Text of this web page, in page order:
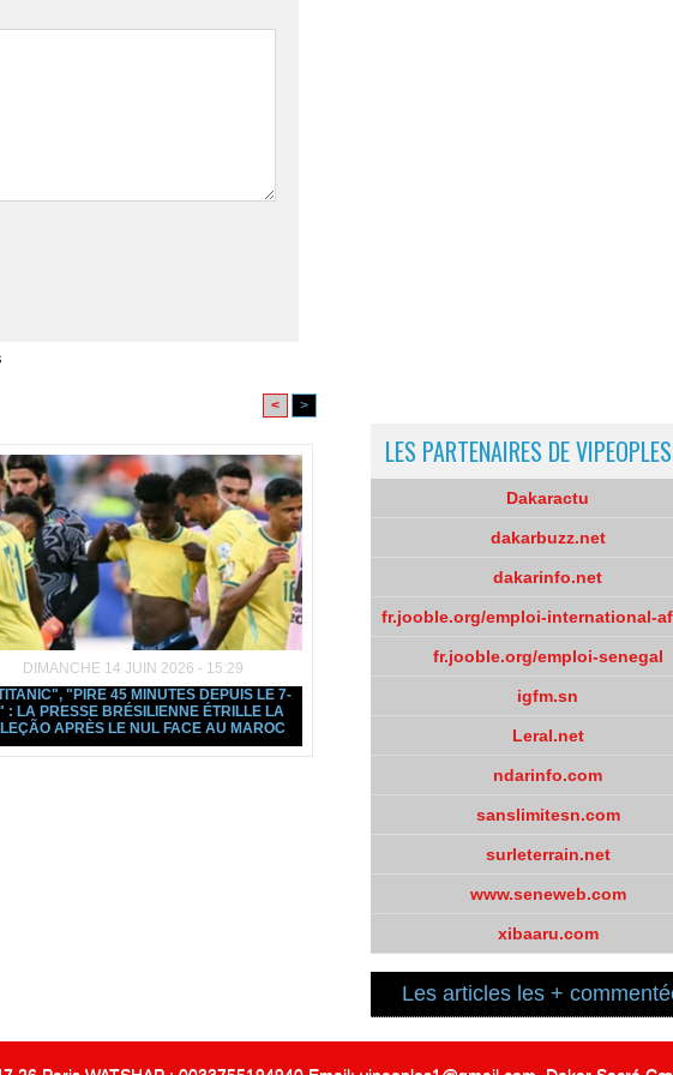
< >
DIMANCHE 14 JUIN 2026 - 15:29
"PIRE 45 MINUTES DEPUIS LE 7-
: LA PRESSE BRÉSILIENNE ÉTRILLE LA
APRÈS LE NUL FACE AU MAROC
LES PARTENAIRES DE
Dakaractu
dakarbuzz.net
dakarinfo.net
fr.jooble.org/emploi-international-
fr.jooble.org/emploi-senegal
igfm.sn
Leral.net
ndarinfo.com
sanslimitesn.com
surleterrain.net
www.seneweb.com
xibaaru.com
Les articles les +